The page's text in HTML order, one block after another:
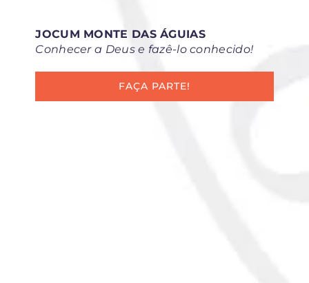
JOCUM MONTE DAS ÁGUIAS
Conhecer a Deus e fazê-lo conhecido!
FAÇA PARTE!